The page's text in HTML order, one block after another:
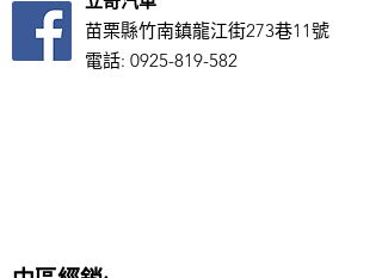
苗栗縣竹南鎮龍江街273巷11號
電話: 0925-819-582